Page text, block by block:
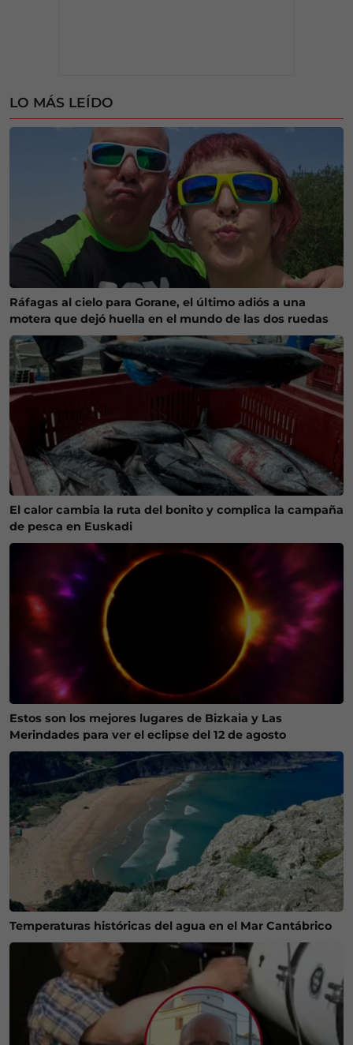
LO MÁS LEÍDO
Ráfagas al cielo para Gorane, el último adiós a una
motera que dejó huella en el mundo de las dos ruedas
El calor cambia la ruta del bonito y complica la campaña
de pesca en Euskadi
Estos son los mejores lugares de Bizkaia y Las
Merindades para ver el eclipse del 12 de agosto
Temperaturas históricas del agua en el Mar Cantábrico